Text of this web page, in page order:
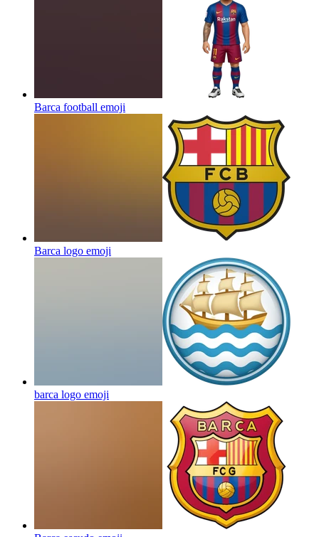
Barca football emoji
Barca logo emoji
barca logo emoji